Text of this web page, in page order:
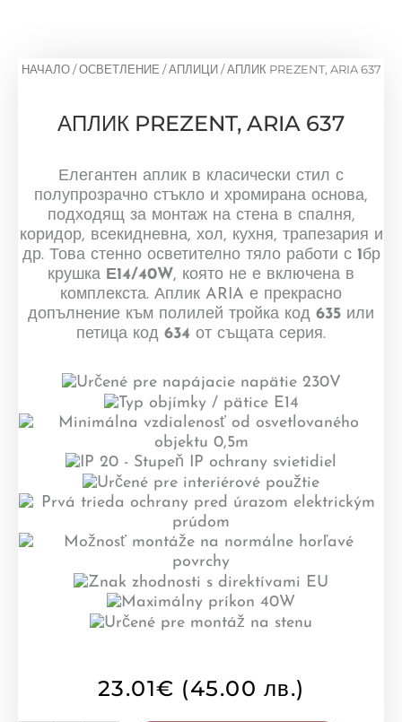
НАЧАЛО/ОСВЕТЛЕНИЕ /АПЛИЦИ/ АПЛИК PREZENT, ARIA 637
АПЛИК PREZENT, ARIA 637
Елегантен аплик в класически стил с
полупрозрачно стъкло и хромирана основа,
подходящ за монтаж на стена в спалня,
коридор, всекидневна, хол, кухня, трапезария и
др. Това стенно осветително тяло работи с 1бр
крушка Е14/40W, която не е включена в
комплекста. Аплик ARIA е прекрасно
допълнение към полилей тройка код 635 или
петица код 634 от същата серия.
23.01€ (45.00 лв.)